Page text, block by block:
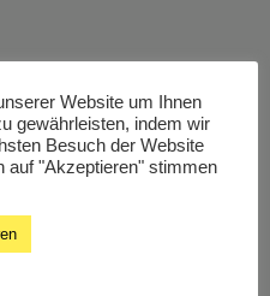
Website um Ihnen
gewährleisten, indem wir
Besuch der Website
auf "Akzeptieren" stimmen